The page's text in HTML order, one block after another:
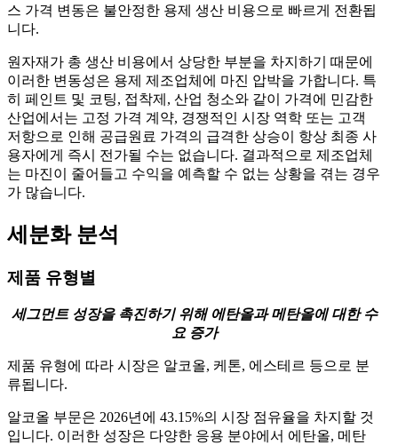
스 가격 변동은 불안정한 용제 생산 비용으로 빠르게 전환됩
니다.
원자재가 총 생산 비용에서 상당한 부분을 차지하기 때문에
이러한 변동성은 용제 제조업체에 마진 압박을 가합니다. 특
히 페인트 및 코팅, 접착제, 산업 청소와 같이 가격에 민감한
산업에서는 고정 가격 계약, 경쟁적인 시장 역학 또는 고객
저항으로 인해 공급원료 가격의 급격한 상승이 항상 최종 사
용자에게 즉시 전가될 수는 없습니다. 결과적으로 제조업체
는 마진이 줄어들고 수익을 예측할 수 없는 상황을 겪는 경우
가 많습니다.
세분화 분석
제품 유형별
세그먼트 성장을 촉진하기 위해 에탄올과 메탄올에 대한 수
요 증가
제품 유형에 따라 시장은 알코올, 케톤, 에스테르 등으로 분
류됩니다.
알코올 부문은 2026년에 43.15%의 시장 점유율을 차지할 것
입니다. 이러한 성장은 다양한 응용 분야에서 에탄올, 메탄